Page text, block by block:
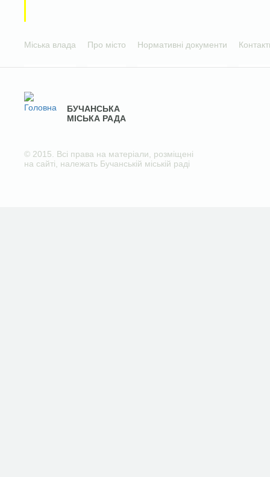
Міська влада Про місто Нормативні документи
БУЧАНСЬКА
МІСЬКА РАДА
© 2015. Всі права на матеріали, розміщені
на сайті, належать Бучанській міській раді